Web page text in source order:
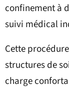
confinement à
suivi médical
Cette
structures de
charge